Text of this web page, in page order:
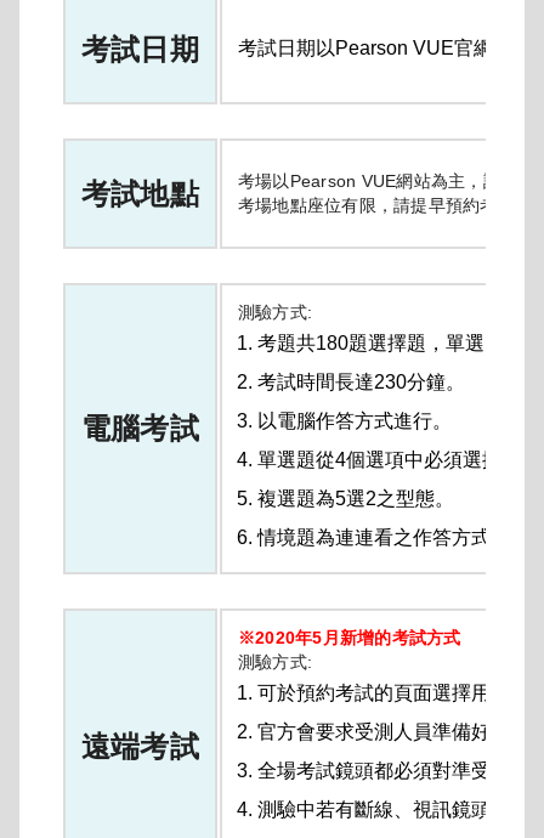
考試日期 考試日期以Pearson VUE官網(
考試地點
考場以Pearson VUE網站為主，請選擇
考場地點座位有限，請提早預約考場。
電腦考試
測驗方式:
考題共180題選擇題，單選、複
考試時間長達230分鐘。
以電腦作答方式進行。
單選題從4個選項中必須選擇最
複選題為5選2之型態。
情境題為連連看之作答方式
遠端考試
※2020年5月新增的考試方式
測驗方式:
可於預約考試的頁面選擇用遠端
官方會要求受測人員準備好附有
全場考試鏡頭都必須對準受測人
測驗中若有斷線、視訊鏡頭關閉